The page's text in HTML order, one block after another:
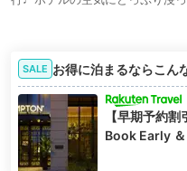
SALE お得に泊まるならこん
【早期予約
Book Early ＆